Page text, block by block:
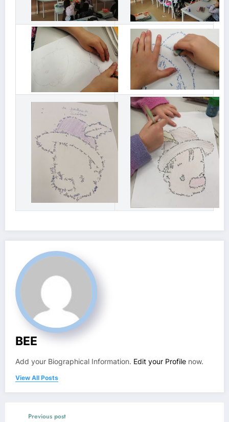
BEE
Add your Biographical Information. Edit your Profile now.
View All Posts
Previous post